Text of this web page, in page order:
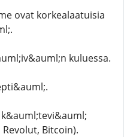
ovat korkealaatuisia
kuluessa.
Bitcoin).